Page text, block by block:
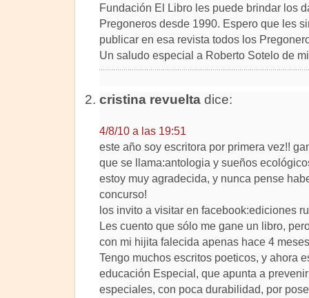
Fundación El Libro les puede brindar los
Pregoneros desde 1990. Espero que les
publicar en esa revista todos los
Un saludo especial a Roberto Sotelo de
cristina revueltadice:
4/8/10 a las 19:51
este año soy escritora por primera vez!!
que se llama:antologia y sueños
estoy muy agradecida, y nunca pense
concurso!
los invito a visitar en facebook:ediciones
Les cuento que sólo me gane un libro,
con mi hijita falecida apenas hace 4
Tengo muchos escritos poeticos, y ahora
educación Especial, que apunta a
especiales, con poca durabilidad, por